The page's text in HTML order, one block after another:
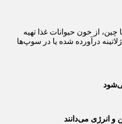
چین، از خون حیوانات غذا تهیه
درآورده شده یا در سوپ‌ها
و انرژی می‌دانند